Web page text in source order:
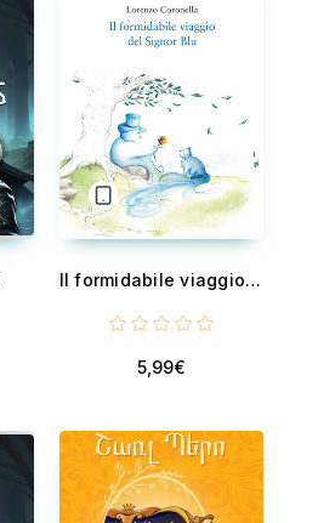
Il formidabile viaggio del Signor Blu
5,99€